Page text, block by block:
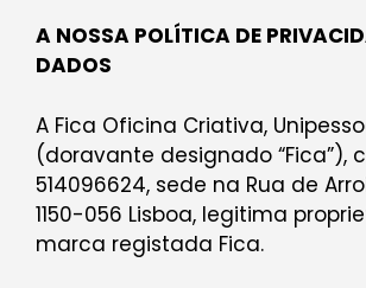
A NOSSA POLÍTICA DE
DADOS
A Fica Oficina Criativa,
(doravante designado “Fica”),
514096624, sede na Rua de
1150-056 Lisboa, legitima
marca registada Fica.